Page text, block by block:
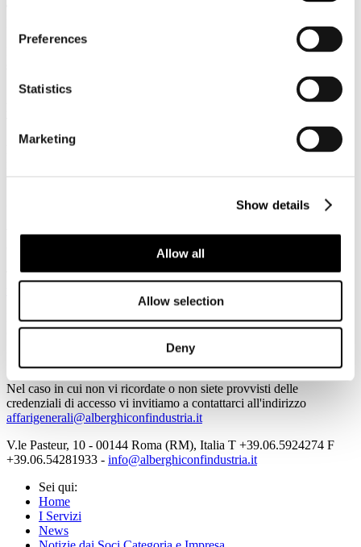
Preferences
Statistics
Marketing
Show details
Allow all
Allow selection
Deny
Il Sud della Sardegna è la prima destinazione mediterranea
PALMUCCI: Confindustria Alberghi, Palmucci: dal ministro
VALORE TURISMO, finalmente
Tutte le informazioni sono consultabili all'indirizzo
Per accedere in automatico alle informazioni della Newsletter
cliccando direttamente sulla notizia prescelta è necessario per la
prima volta salvare Username e Password utilizzando il flag
Nel caso in cui non vi ricordate o non siete provvisti delle
credenziali di accesso vi invitiamo a contattarci all'indirizzo
affarigenerali@alberghiconfindustria.it
V.le Pasteur, 10 - 00144 Roma (RM), Italia T +39.06.5924274 F
+39.06.54281933 - info@alberghiconfindustria.it
Sei qui:
Home
I Servizi
News